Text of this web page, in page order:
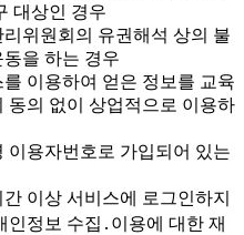
대상인 경우
리위원회의 유권해석 상의 불
을 하는 경우
를 이용하여 얻은 정보를 교육
동의 없이 상업적으로 이용하
이용자번호로 가입되어 있는
이상 서비스에 로그인하지
인정보 수집․이용에 대한 재